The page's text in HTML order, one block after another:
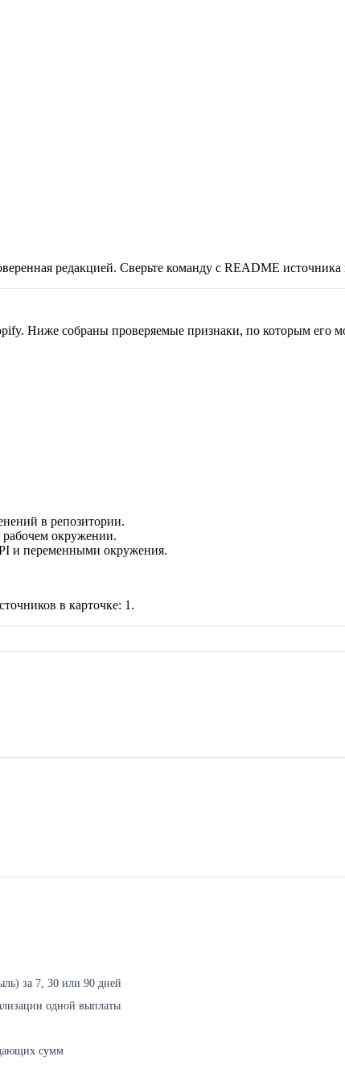
редакцией. Сверьте команду с README
Ниже собраны проверяемые признаки, по которым его
в репозитории.
рабочем окружении.
и переменными окружения.
в карточке: 1.
за 7, 30 или 90 дней
одной выплаты
сумм